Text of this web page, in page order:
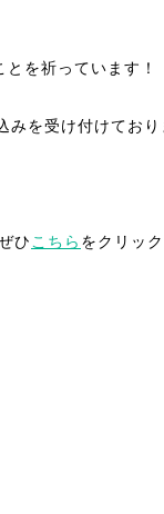
を祈っています！
みを受け付けており
ひ こちら をクリック